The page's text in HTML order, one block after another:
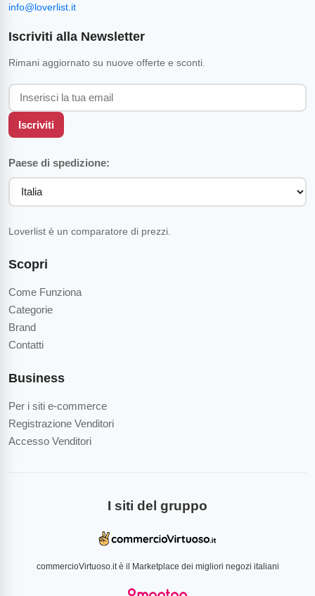
Scopri
Come Funziona
Categorie
Brand
Contatti
Business
Per i siti e-commerce
Registrazione Venditori
Accesso Venditori
info@loverlist.it
Iscriviti alla Newsletter
Rimani aggiornato su nuove offerte e sconti.
Iscriviti
Paese di spedizione:
Loverlist è un comparatore di prezzi.
I siti del gruppo
commercioVirtuoso.it è il Marketplace dei migliori negozi italiani